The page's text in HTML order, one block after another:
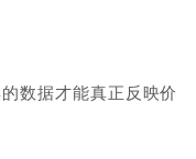
数据才能真正反映价